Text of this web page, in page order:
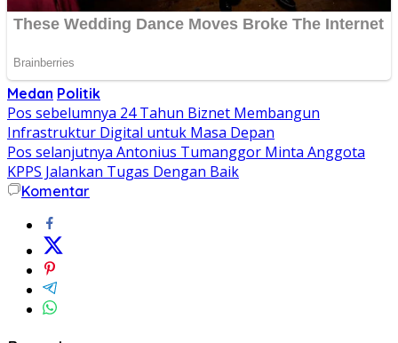
Medan Politik
Navigasi
pos
Pos sebelumnya 24 Tahun Biznet Membangun
Infrastruktur Digital untuk Masa Depan
Pos selanjutnya Antonius Tumanggor Minta Anggota
KPPS Jalankan Tugas Dengan Baik
Komentar